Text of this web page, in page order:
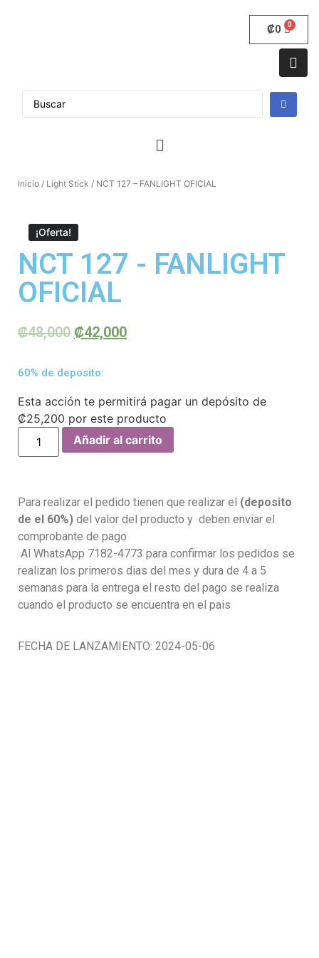
₡0
Inicio / Light Stick / NCT 127 – FANLIGHT OFICIAL
¡Oferta!
NCT 127 - FANLIGHT
OFICIAL
₡48,000 ₡42,000
60% de deposito:
Esta acción te permitirá pagar un depósito de
₡25,200 por este producto
Añadir al carrito
Para realizar el pedido tienen que realizar el (deposito
de el 60%) del valor del producto y deben enviar el
comprobante de pago
Al WhatsApp 7182-4773 para confirmar los pedidos se
realizan los primeros dias del mes y dura de 4 a 5
semanas para la entrega el resto del pago se realiza
cuando el producto se encuentra en el pais
FECHA DE LANZAMIENTO: 2024-05-06